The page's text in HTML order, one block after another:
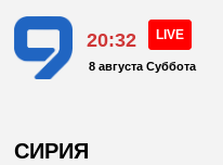
20:32
8 августа Суббота
СИРИЯ